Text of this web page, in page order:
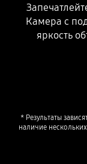
Камера с
яркость
* Результаты
наличие